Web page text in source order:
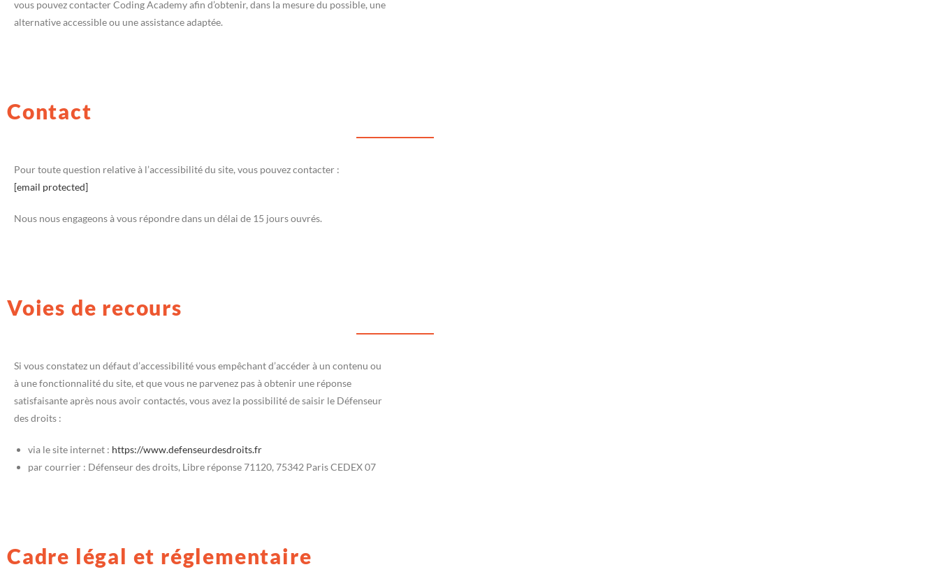
vous pouvez contacter Coding Academy afin d’obtenir, dans la mesure du possible, une
alternative accessible ou une assistance adaptée.
Contact
Pour toute question relative à l’accessibilité du site, vous pouvez contacter :
[email protected]
Nous nous engageons à vous répondre dans un délai de 15 jours ouvrés.
Voies de recours
Si vous constatez un défaut d’accessibilité vous empêchant d’accéder à un contenu ou
à une fonctionnalité du site, et que vous ne parvenez pas à obtenir une réponse
satisfaisante après nous avoir contactés, vous avez la possibilité de saisir le Défenseur
des droits :
via le site internet : https://www.defenseurdesdroits.fr
par courrier : Défenseur des droits, Libre réponse 71120, 75342 Paris CEDEX 07
Cadre légal et réglementaire